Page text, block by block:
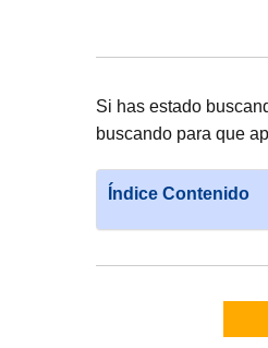
Si has estado
buscando para que
Índice Contenido